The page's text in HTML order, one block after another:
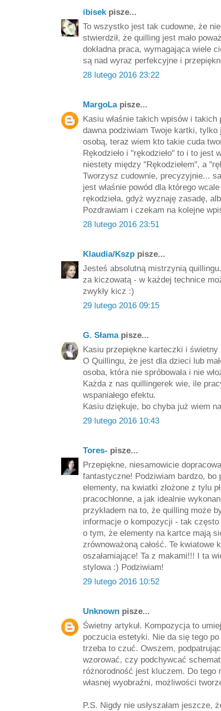
ibisek pisze...
To wszystko jest tak cudowne, że
stwierdził, że quilling jest mało
dokładna praca, wymagająca wiele
są nad wyraz perfekcyjne i
28 lutego 2016 23:22
MargoLapisze...
Kasiu właśnie takich wpisów i
dawna podziwiam Twoje kartki,
osobą, teraz wiem kto takie cuda
Rękodzieło i "rękodzieło" to i to jest
niestety między "Rękodziełem", a
Tworzysz cudownie, precyzyjnie...
jest właśnie powód dla którego
rękodzieła, gdyż wyznaję zasadę,
Pozdrawiam i czekam na kolejne
28 lutego 2016 23:51
Klaudia/Kszp pisze...
Jesteś absolutną mistrzynią
za kiczowatą - w każdej technice
zwykły kicz :)
29 lutego 2016 09:15
G. Słamapisze...
Kasiu przepiękne karteczki i świetny
O Quillingu, że jest dla dzieci lub
osoba, która nie spróbowała i nie
Każda z nas quillingerek wie, ile
wspaniałego efektu.
Kasiu dziękuje, bo chyba już wiem
29 lutego 2016 10:43
Tores- pisze...
Przepiękne, niesamowicie
fantastyczne! Podziwiam bardzo,
elementy, na kwiatki złożone z tylu
pracochłonne, a jak idealnie
przykładem na to, że quilling może
informacje o kompozycji - tak
o tym, że elementy na kartce mają
zrównoważoną całość. Te
oszałamiające! Ta z makami!!! I ta
stylowa :) Podziwiam!
29 lutego 2016 10:52
Unknown pisze...
Świetny artykuł. Kompozycja to
poczucia estetyki. Nie da się tego
trzeba to czuć. Owszem,
wzorować, czy podchywcać
różnorodność jest kluczem. Do tego
własnej wyobraźni, możliwości
P.S. Nigdy nie usłyszałam jeszcze,